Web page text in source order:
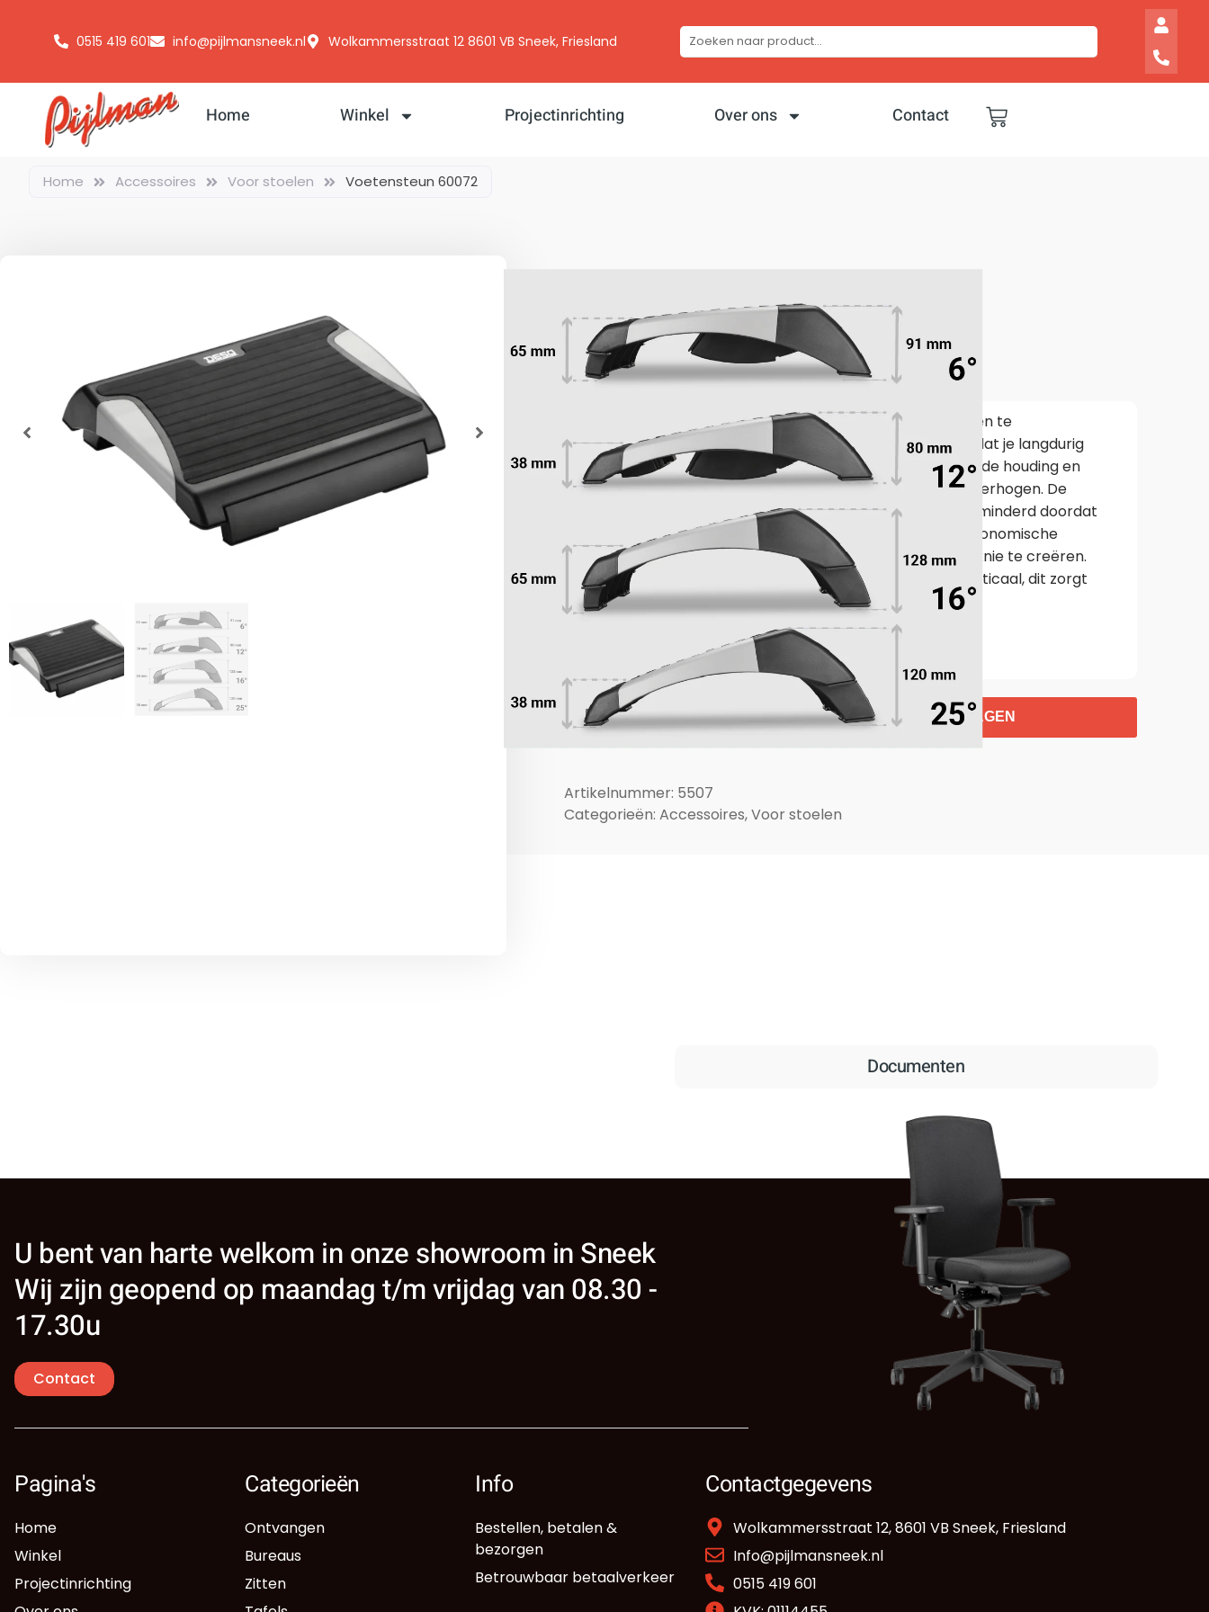
0515 419 601 info@pijlmansneek.nl Wolkammersstraat 12 8601 VB Sneek, Friesland
Home Winkel Projectinrichting Over ons Contact
Home Accessoires Voor stoelen Voetensteun 60072
Voetensteun 60072
€34,00ex btw
Een voetensteun is ontworpen om benen vanaf de voeten te
ondersteunen, waardoor dijen minder worden belast, zodat je langdurig
comfortabel achter jouw bureau kunt werken. Het helpt de houding en
bloedsomloop te verbeteren door voeten en benen te verhogen. De
spierspanning en vermoeidheid van de benen wordt verminderd doordat
deze in een optimale hoek worden ondersteund. Een ergonomische
werkhouding realiseer je door een 90 graden hoek in de knie te creëren.
Zo staan de bovenbenen horizontaal en onderbenen verticaal, dit zorgt
voor de minste spierspanning.
Hoogte verstelbaar in 4 standen
Rubberen antislipmat op platform
TOEVOEGEN AAN WINKELWAGEN
Artikelnummer: 5507
Categorieën:Accessoires,Voor stoelen
Documenten
U bent van harte welkom in onze showroom in Sneek
Wij zijn geopend op maandag t/m vrijdag van 08.30 -
17.30u
Contact
Pagina's
Home
Winkel
Projectinrichting
Categorieën
Ontvangen
Bureaus
Zitten
Info
Bestellen, betalen &
bezorgen
Betrouwbaar betaalverkeer
Contactgegevens
Wolkammersstraat 12, 8601 VB Sneek, Friesland
Info@pijlmansneek.nl
0515 419 601